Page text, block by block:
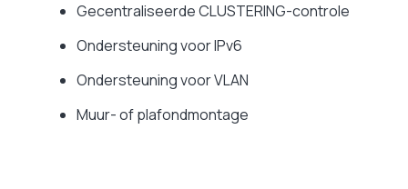
Gecentraliseerde CLUSTERING-controle
Ondersteuning voor IPv6
Ondersteuning voor VLAN
Muur- of plafondmontage